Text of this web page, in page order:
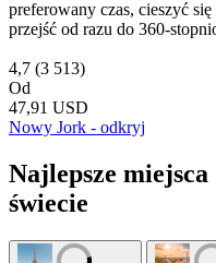
preferowany czas, cieszyć
przejść od razu do 360-
4,7 (3 513)
Od
47,91 USD
Nowy Jork - odkryj
Najlepsze miejsca
świecie